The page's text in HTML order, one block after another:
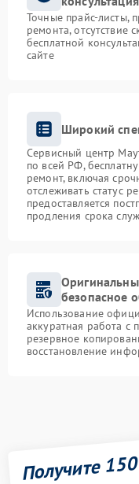
Точные прайс-листы,
ремонта, отсутствие
бесплатной
сайте
Широкий
Сервисный центр
по всей РФ,
ремонт, включая
отслеживать статус
предоставляется
продления срока
безопасное
Использование
аккуратная работа с
резервное
восстановление
Получите